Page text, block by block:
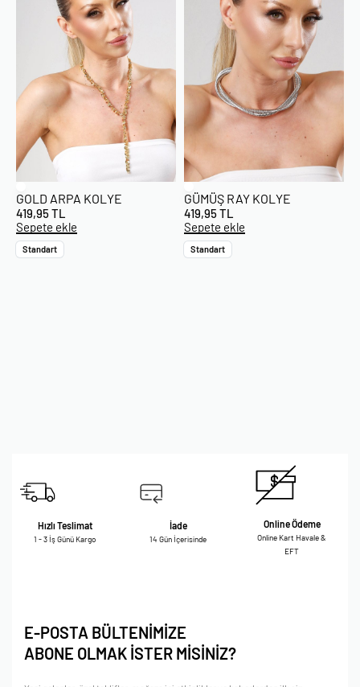
GOLD ARPA KOLYE
419,95TL
Sepete ekle
Standart
GÜMÜŞ RAY KOLYE
419,95TL
Sepete ekle
Standart
Hızlı Teslimat
1 - 3 İş Günü Kargo
İade
14 Gün İçerisinde
Online Ödeme
Online Kart Havale &
EFT
E-POSTA BÜLTENİMİZE
ABONE OLMAK İSTER MİSİNİZ?